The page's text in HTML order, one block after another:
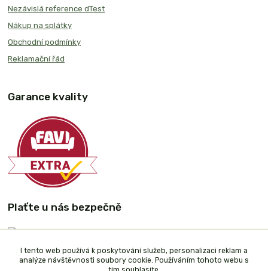
Nezávislá reference dTest
Nákup na splátky
Obchodní podmínky
Reklamační řád
Garance kvality
Plaťte u nás bezpečně
I tento web používá k poskytování služeb, personalizaci reklam a
analýze návštěvnosti soubory cookie. Používáním tohoto webu s